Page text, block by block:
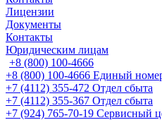
Лицензии
Документы
Контакты
Юридическим лицам
+8 (800) 100-4666
+8 (800) 100-4666 Единый
+7 (4112) 355-472 Отдел сбыта
+7 (4112) 355-367 Отдел сбыта
+7 (924) 765-70-19 Сервисный